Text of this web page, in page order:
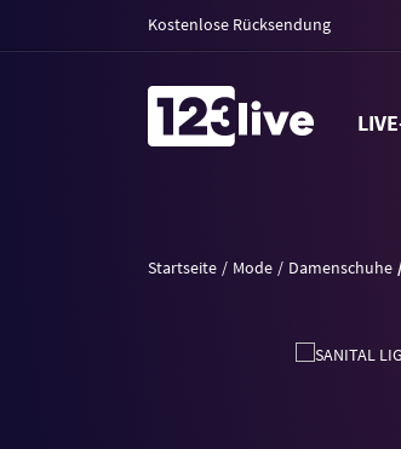
Kostenlose Rücksendung
Startseite Mode Damenschuhe